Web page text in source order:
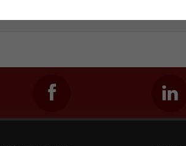
(ASI, DVB-T) являются одними